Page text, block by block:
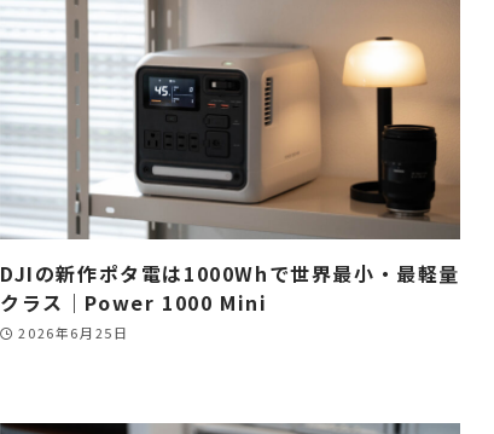
DJIの新作ポタ電は1000Whで世界最小・最軽量
クラス｜Power 1000 Mini
2026年6月25日